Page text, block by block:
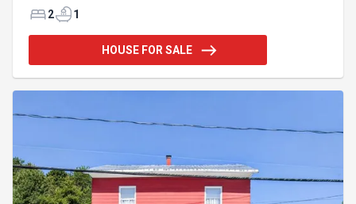
oublier son emplacement de choix pour les
chalet voisin situé au 1483 Rang Saint-Nicolas ainsi
3 place
2 1
HOUSE FOR SALE